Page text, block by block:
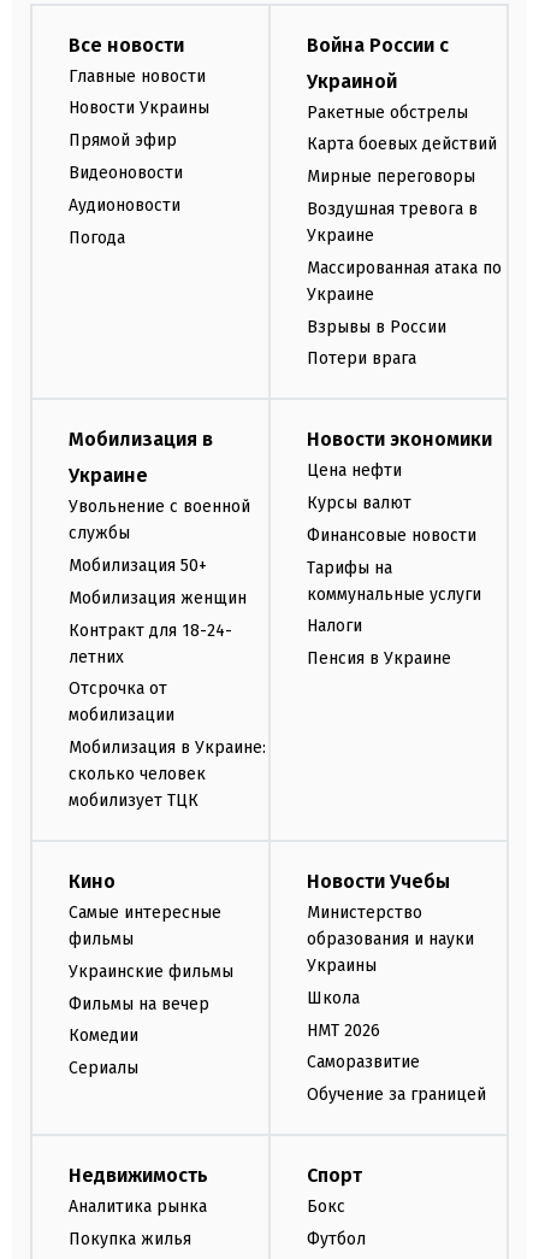
Все новости
Главные новости
Новости Украины
Прямой эфир
Видеоновости
Аудионовости
Погода
Война России с
Украиной
Ракетные обстрелы
Карта боевых действий
Мирные переговоры
Воздушная тревога в
Украине
Массированная атака по
Украине
Взрывы в России
Потери врага
Мобилизация в
Украине
Увольнение с военной
службы
Мобилизация 50+
Мобилизация женщин
Контракт для 18-24-
летних
Отсрочка от
мобилизации
Мобилизация в Украине:
сколько человек
мобилизует ТЦК
Новости экономики
Цена нефти
Курсы валют
Финансовые новости
Тарифы на
коммунальные услуги
Налоги
Пенсия в Украине
Кино
Самые интересные
фильмы
Украинские фильмы
Фильмы на вечер
Комедии
Сериалы
Новости Учебы
Министерство
образования и науки
Украины
Школа
НМТ 2026
Саморазвитие
Обучение за границей
Недвижимость
Аналитика рынка
Покупка жилья
Спорт
Бокс
Футбол